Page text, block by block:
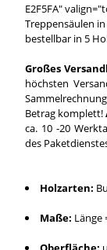
E2F5FA"
Treppensäulen
bestellbar in 5
Großes
höchsten
Betrag komplett!
ca. 10 -20
des
Holzarten:
Maße: Länge